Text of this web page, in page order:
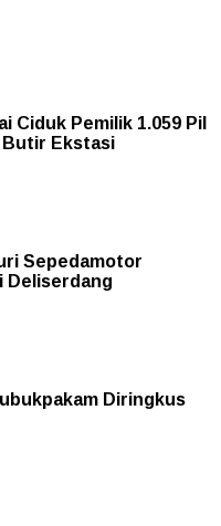
Ciduk Pemilik 1.059 Pil
Butir Ekstasi
Sepedamotor
Deliserdang
Diringkus